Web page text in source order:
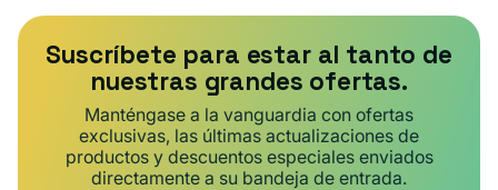
Suscríbete para estar al tanto de
nuestras grandes ofertas.
Manténgase a la vanguardia con ofertas
exclusivas, las últimas actualizaciones de
productos y descuentos especiales enviados
directamente a su bandeja de entrada.